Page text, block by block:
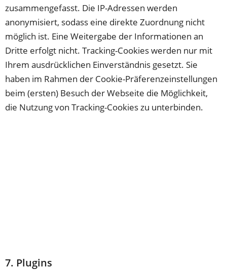
zusammengefasst. Die IP-Adressen werden
anonymisiert, sodass eine direkte Zuordnung nicht
möglich ist. Eine Weitergabe der Informationen an
Dritte erfolgt nicht. Tracking-Cookies werden nur mit
Ihrem ausdrücklichen Einverständnis gesetzt. Sie
haben im Rahmen der Cookie-Präferenzeinstellungen
beim (ersten) Besuch der Webseite die Möglichkeit,
die Nutzung von Tracking-Cookies zu unterbinden.
7. Plugins